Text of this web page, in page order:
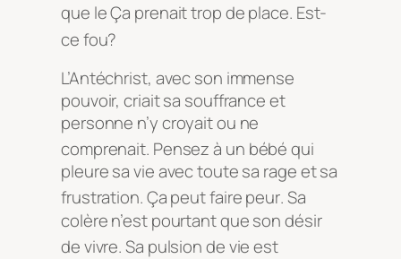
que le Ça prenait trop de place. Est-
ce fou?
L’Antéchrist, avec son immense
pouvoir, criait sa souffrance et
personne n’y croyait ou ne
comprenait. Pensez à un bébé qui
pleure sa vie avec toute sa rage et sa
frustration. Ça peut faire peur. Sa
colère n’est pourtant que son désir
de vivre. Sa pulsion de vie est